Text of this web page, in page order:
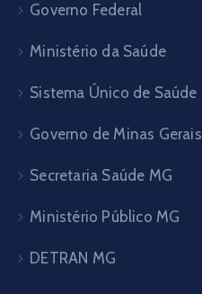
Governo Federal
Ministério da Saúde
Sistema Único de Saúde
Governo de Minas Gerais
Secretaria Saúde MG
Ministério Público MG
DETRAN MG